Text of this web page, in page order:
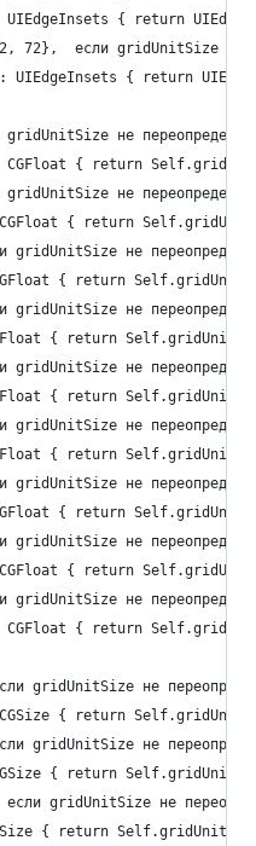
UIEdgeInsets { return
72},  если gridUnitSize не
UIEdgeInsets { return
не переопределён
CGFloat { return
не переопределён
{ return
gridUnitSize не
{ return
gridUnitSize не
{ return
gridUnitSize не
{ return
gridUnitSize не
{ return
gridUnitSize не
{ return
gridUnitSize не
{ return
gridUnitSize не
CGFloat { return
gridUnitSize не
{ return
gridUnitSize не
{ return
если gridUnitSize не
{ return